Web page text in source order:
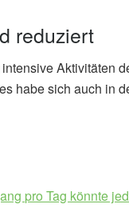
reduziert
Aktivitäten
habe sich auch in
pro Tag könnte